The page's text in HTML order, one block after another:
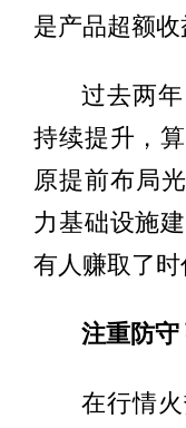
是产品超额收
过去两
持续提升，
原提前布局
力基础设施
有人赚取了时
注重防守
在行情